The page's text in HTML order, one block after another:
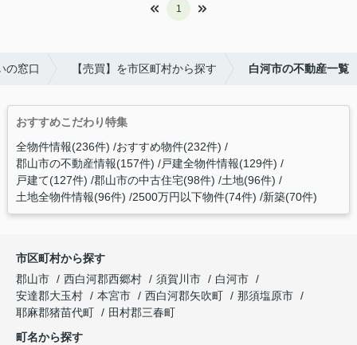
1
の窓口 【売買】を市区町村から探す 白河市の不動産一覧
おすすめこだわり特集
全物件情報(236件) おすすめ物件(232件)
郡山市の不動産情報(157件) 戸建全物件情報(129件)
戸建て(127件) 郡山市の中古住宅(98件) 土地(96件)
土地全物件情報(96件) 2500万円以下物件(74件) 新築(70件)
市区町村から探す
郡山市
西白河郡西郷村 須賀川市
白河市
安達郡大玉村
本宮市 西白河郡矢吹町
那須塩原市
耶麻郡猪苗代町
田村郡三春町
町名から探す